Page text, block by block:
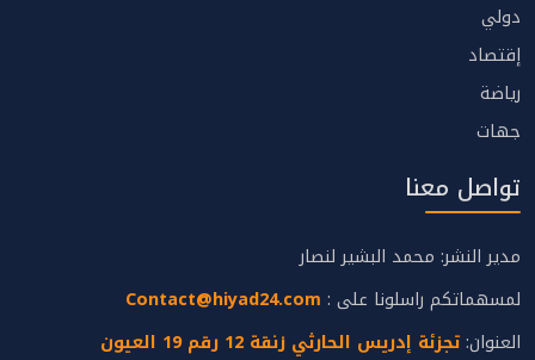
دولي
إقتصاد
رياضة
جهات
تواصل معنا
مدير النشر: محمد البشير لنصار
لمسهماتكم راسلونا على : Contact@hiyad24.com
العنوان:تجزئة إدريس الحارثي زنقة 12 رقم 19 العيون